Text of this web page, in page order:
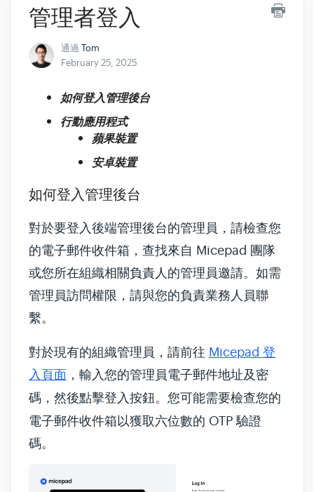
管理者登入
通過 Tom
February 25, 2025
如何登入管理後台
行動應用程式
蘋果裝置
安卓裝置
如何登入管理後台
對於要登入後端管理後台的管理員，請檢查您
的電子郵件收件箱，查找來自 Micepad 團隊
或您所在組織相關負責人的管理員邀請。如需
管理員訪問權限，請與您的負責業務人員聯
繫。
對於現有的組織管理員，請前往 Micepad 登
入頁面 ，輸入您的管理員電子郵件地址及密
碼 ，然後點擊登入按鈕。您可能需要檢查您的
電子郵件收件箱以獲取六位數的 OTP 驗證
碼。